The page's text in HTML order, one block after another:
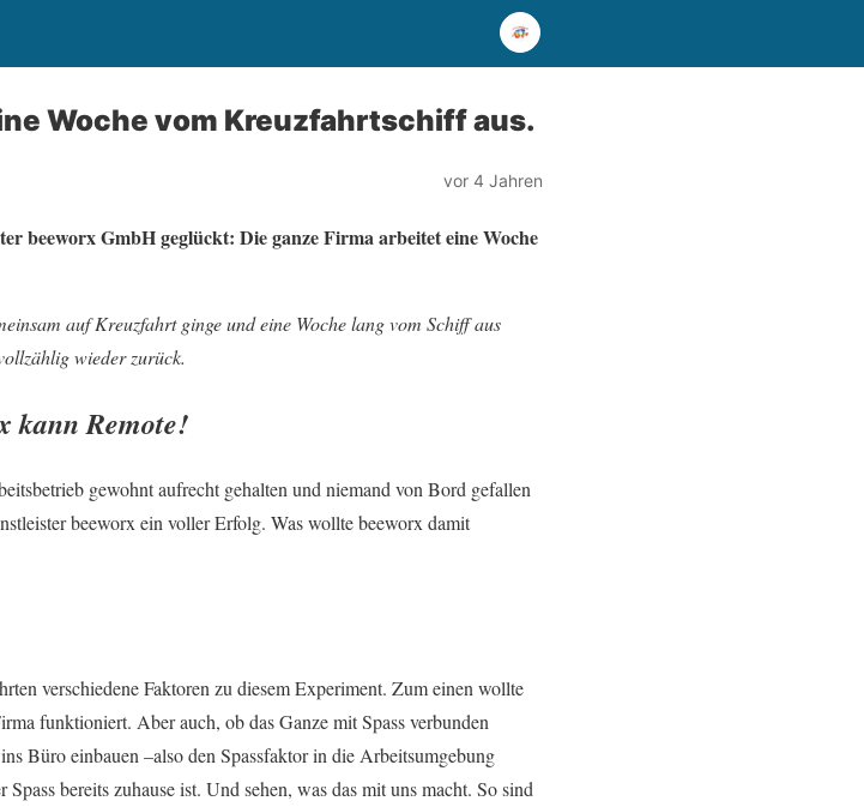
Woche vom Kreuzfahrtschiff aus.
vor 4 Jahren
beeworx GmbH geglückt: Die ganze Firma arbeitet eine Woche
auf Kreuzfahrt ginge und eine Woche lang vom Schiff aus
wieder zurück.
kann Remote!
gewohnt aufrecht gehalten und niemand von Bord gefallen
beeworx ein voller Erfolg. Was wollte beeworx damit
verschiedene Faktoren zu diesem Experiment. Zum einen wollte
funktioniert. Aber auch, ob das Ganze mit Spass verbunden
Büro einbauen –also den Spassfaktor in die Arbeitsumgebung
bereits zuhause ist. Und sehen, was das mit uns macht. So sind